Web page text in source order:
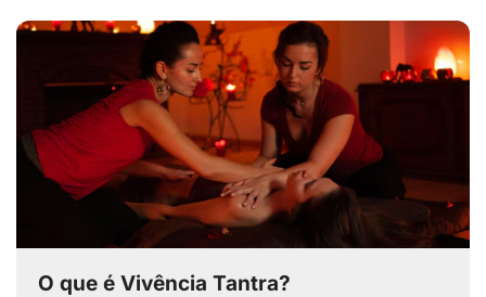
O que é Vivência Tantra?